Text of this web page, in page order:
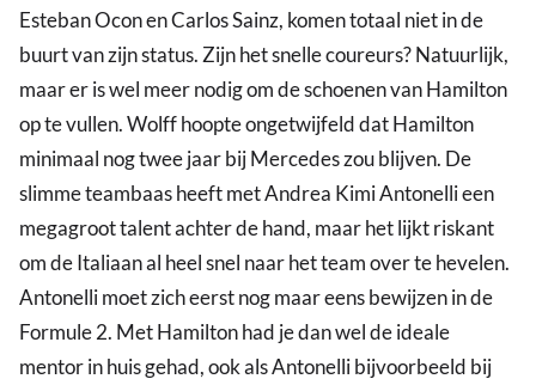
Esteban Ocon en Carlos Sainz, komen totaal niet in de
buurt van zijn status. Zijn het snelle coureurs? Natuurlijk,
maar er is wel meer nodig om de schoenen van Hamilton
op te vullen. Wolff hoopte ongetwijfeld dat Hamilton
minimaal nog twee jaar bij Mercedes zou blijven. De
slimme teambaas heeft met Andrea Kimi Antonelli een
megagroot talent achter de hand, maar het lijkt riskant
om de Italiaan al heel snel naar het team over te hevelen.
Antonelli moet zich eerst nog maar eens bewijzen in de
Formule 2. Met Hamilton had je dan wel de ideale
mentor in huis gehad, ook als Antonelli bijvoorbeeld bij